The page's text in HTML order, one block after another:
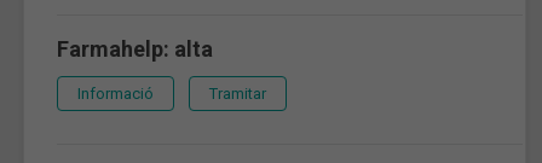
Farmahelp: alta
Informació Tramitar